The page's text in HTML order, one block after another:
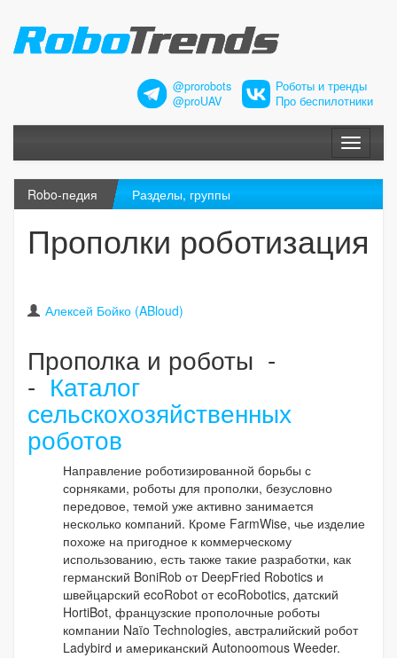
@prorobots
@proUAV
Роботы и тренды
Про беспилотники
Меню
Robo-педия Разделы, группы
Прополки роботизация
Алексей Бойко (ABloud)
Прополка и роботы -
-Каталог
сельскохозяйственных
роботов
Направление роботизированной борьбы с
сорняками, роботы для прополки, безусловно
передовое, темой уже активно занимается
несколько компаний. Кроме FarmWise, чье изделие
похоже на пригодное к коммерческому
использованию, есть также такие разработки, как
германский BoniRob от DeepFried Robotics и
швейцарский ecoRobot от ecoRobotics, датский
HortiBot, французские прополочные роботы
компании Naïo Technologies, австралийский робот
Ladybird и американский Autonoomous Weeder.